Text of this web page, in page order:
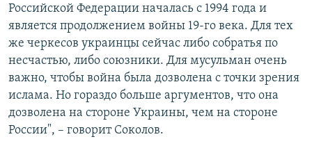
Российской Федерации началась с 1994 года и
является продолжением войны 19-го века. Для тех
же черкесов украинцы сейчас либо собратья по
несчастью, либо союзники. Для мусульман очень
важно, чтобы война была дозволена с точки зрения
ислама. Но гораздо больше аргументов, что она
дозволена на стороне Украины, чем на стороне
России", – говорит Соколов.